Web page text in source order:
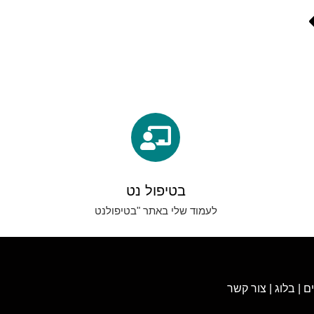
בטיפול נט
לעמוד שלי באתר "בטיפולנט
בלוג
צור קשר